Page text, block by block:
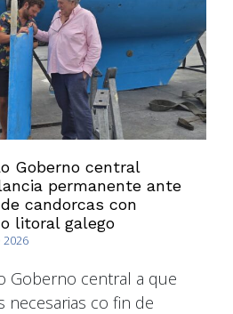
Goberno central
permanente ante
candorcas con
litoral galego
Goberno central a que
necesarias co fin de